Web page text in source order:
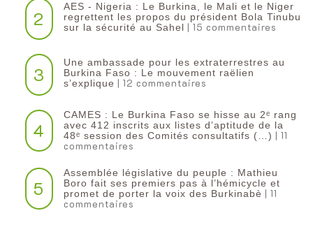
2
AES - Nigeria : Le Burkina, le Mali et le Niger
regrettent les propos du président Bola Tinubu
sur la sécurité au Sahel | 15 commentaires
3
Une ambassade pour les extraterrestres au
Burkina Faso : Le mouvement raëlien
s’explique | 12 commentaires
4
CAMES : Le Burkina Faso se hisse au 2ᵉ rang
avec 412 inscrits aux listes d’aptitude de la
48ᵉ session des Comités consultatifs (…) | 11
commentaires
5
Assemblée législative du peuple : Mathieu
Boro fait ses premiers pas à l’hémicycle et
promet de porter la voix des Burkinabè | 11
commentaires